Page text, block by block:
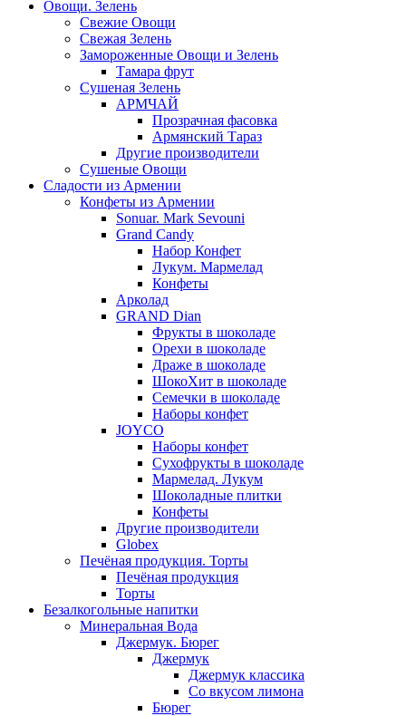
Овощи. Зелень
Свежие Овощи
Свежая Зелень
Замороженные Овощи и Зелень
Тамара фрут
Сушеная Зелень
АРМЧАЙ
Прозрачная фасовка
Армянский Тараз
Другие производители
Сушеные Овощи
Сладости из Армении
Конфеты из Армении
Sonuar. Mark Sevouni
Grand Candy
Набор Конфет
Лукум. Мармелад
Конфеты
Арколад
GRAND Dian
Фрукты в шоколаде
Орехи в шоколаде
Драже в шоколаде
ШокоХит в шоколаде
Семечки в шоколаде
Наборы конфет
JOYCO
Наборы конфет
Сухофрукты в шоколаде
Мармелад. Лукум
Шоколадные плитки
Конфеты
Другие производители
Globex
Печёная продукция. Торты
Печёная продукция
Торты
Безалкогольные напитки
Минеральная Вода
Джермук. Бюрег
Джермук
Джермук классика
Со вкусом лимона
Бюрег